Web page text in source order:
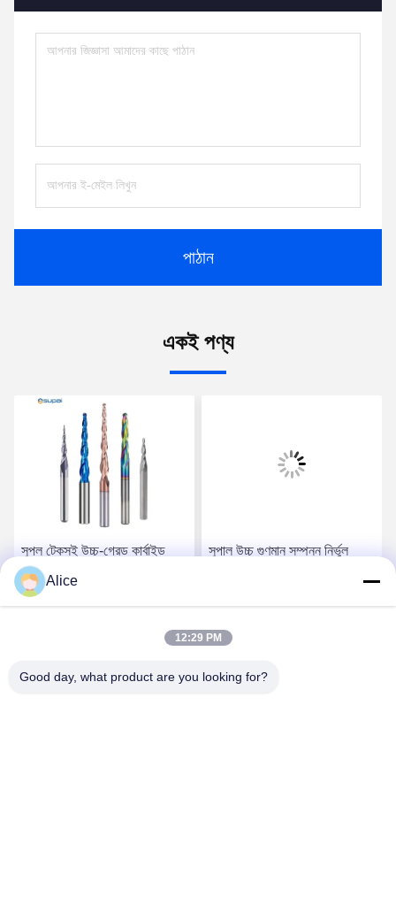
পাঠান
একই পণ্য
সুপল টেকসই উচ্চ-গ্রেড কার্বাইড
রাউটার বিট সঠিক কাঠের কাজের
অ্যাপ্লিকেশনগুলির জন্য
সুপাল উচ্চ গুণমান সম্পন্ন নির্ভুল
Alice
12:29 PM
Good day, what product are you looking for?